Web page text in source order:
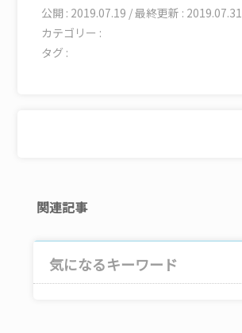
公開 : 2019.07.19 / 最終更新 : 2019.07.31
カテゴリー :
タグ :
関連記事
気になるキーワード